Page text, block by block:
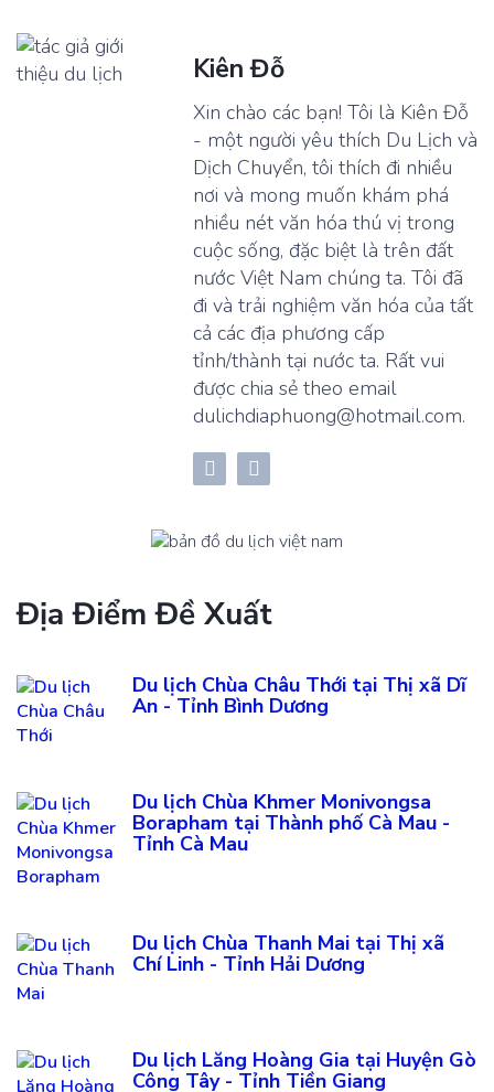
Kiên Đỗ
Xin chào các bạn! Tôi là Kiên Đỗ
- một người yêu thích Du Lịch và
Dịch Chuyển, tôi thích đi nhiều
nơi và mong muốn khám phá
nhiều nét văn hóa thú vị trong
cuộc sống, đặc biệt là trên đất
nước Việt Nam chúng ta. Tôi đã
đi và trải nghiệm văn hóa của tất
cả các địa phương cấp
tỉnh/thành tại nước ta. Rất vui
được chia sẻ theo email
dulichdiaphuong@hotmail.com.
Địa Điểm Đề Xuất
Du lịch Chùa Châu Thới tại Thị xã Dĩ
An - Tỉnh Bình Dương
Du lịch Chùa Khmer Monivongsa
Borapham tại Thành phố Cà Mau -
Tỉnh Cà Mau
Du lịch Chùa Thanh Mai tại Thị xã
Chí Linh - Tỉnh Hải Dương
Du lịch Lăng Hoàng Gia tại Huyện Gò
Công Tây - Tỉnh Tiền Giang